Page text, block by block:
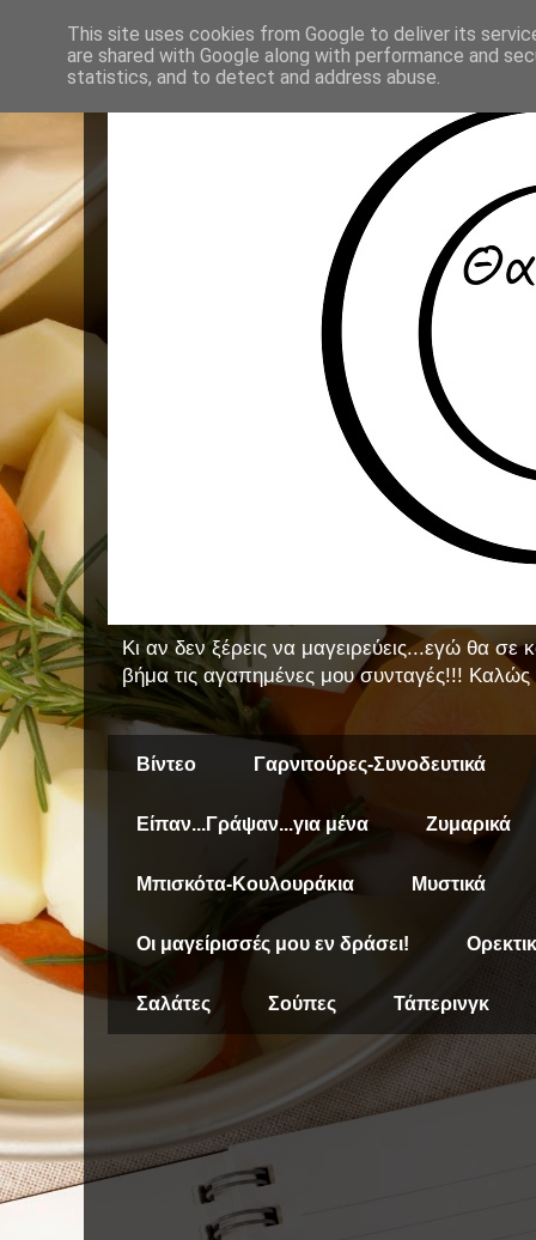
Κι αν δεν ξέρεις να μαγειρεύεις...εγώ θα
βήμα τις αγαπημένες μου συνταγές!!! Καλώς
Βίντεο Γαρνιτούρες-Συνοδευτικά
Είπαν...Γράψαν...για μένα Ζυμαρικά
Μπισκότα-Κουλουράκια Μυστικά
Οι μαγείρισσές μου εν δράσει!
Σαλάτες Σούπες Τάπερινγκ
This site uses cookies from Google to deliver its
are shared with Google along with performance and
statistics, and to detect and address abuse.